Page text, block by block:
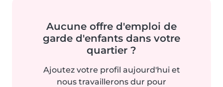
Aucune offre d'emploi de
garde d'enfants dans votre
quartier ?
Ajoutez votre profil aujourd'hui et
nous travaillerons dur pour